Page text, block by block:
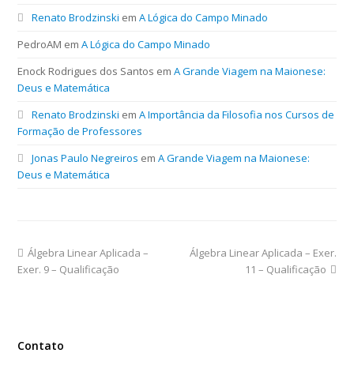
Renato Brodzinski emA Lógica do Campo Minado
PedroAM emA Lógica do Campo Minado
Enock Rodrigues dos Santos emA Grande Viagem na Maionese:
Deus e Matemática
Renato Brodzinski emA Importância da Filosofia nos Cursos de
Formação de Professores
Jonas Paulo Negreiros emA Grande Viagem na Maionese:
Deus e Matemática
Álgebra Linear Aplicada –
Exer. 9 – Qualificação
Álgebra Linear Aplicada – Exer.
11 – Qualificação
Contato